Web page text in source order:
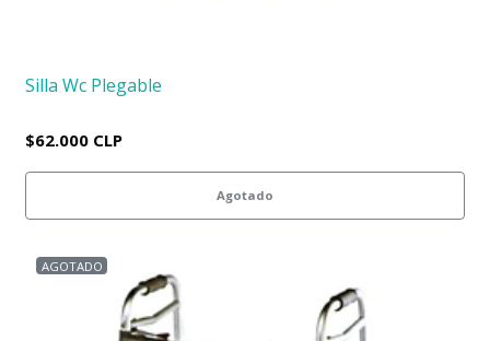
Silla Wc Plegable
$62.000 CLP
Agotado
AGOTADO